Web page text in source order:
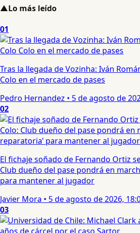
▲Lo más leído
01
Tras la llegada de Vozinha: Iván
Colo en el mercado de pases
Pedro Hernandez • 5 de agosto de
02
El fichaje soñado de Fernando Ortiz
Club dueño del pase pondrá en
para mantener al jugador
Javier Mora • 5 de agosto de 2026,
03